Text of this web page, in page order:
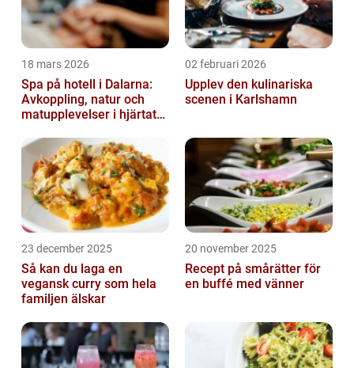
18 mars 2026
Spa på hotell i Dalarna:
Avkoppling, natur och
matupplevelser i hjärtat
02 februari 2026
Upplev den kulinariska
scenen i Karlshamn
23 december 2025
Så kan du laga en
vegansk curry som hela
familjen älskar
20 november 2025
Recept på smårätter för
en buffé med vänner